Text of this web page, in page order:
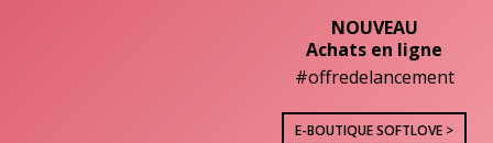
NOUVEAU
Achats en ligne
#offredelancement
E-BOUTIQUE SOFTLOVE >